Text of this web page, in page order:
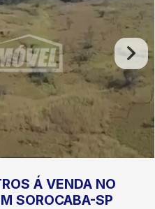
Á VENDA NO
SOROCABA-SP